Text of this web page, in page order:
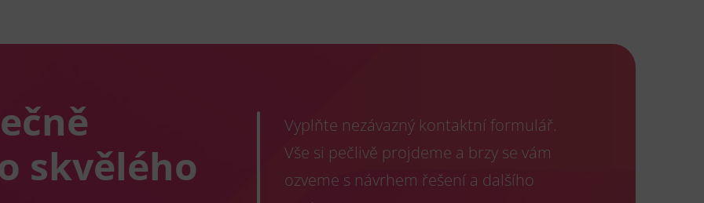
skvělého
Vyplňte nezávazný kontaktní formulář.
Vše si pečlivě projdeme a brzy se vám
ozveme s návrhem řešení a dalšího